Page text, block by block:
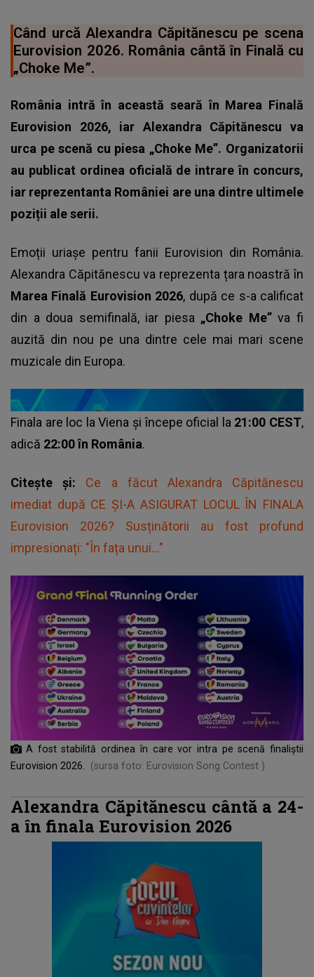
Când urcă Alexandra Căpitănescu pe scena
Eurovision 2026. România cântă în Finală cu
„Choke Me”.
România intră în această seară în Marea Finală
Eurovision 2026, iar Alexandra Căpitănescu va
urca pe scenă cu piesa „Choke Me”. Organizatorii
au publicat ordinea oficială de intrare în concurs,
iar reprezentanta României are una dintre ultimele
poziții ale serii.
Emoții uriașe pentru fanii Eurovision din România.
Alexandra Căpitănescu va reprezenta țara noastră în
Marea Finală Eurovision 2026, după ce s-a calificat
din a doua semifinală, iar piesa „Choke Me”va fi
auzită din nou pe una dintre cele mai mari scene
muzicale din Europa.
Finala are loc la Viena și începe oficial la 21:00 CEST,
adică 22:00 în România.
Citește și: Ce a făcut Alexandra Căpitănescu
imediat după CE ȘI-A ASIGURAT LOCUL ÎN FINALA
Eurovision 2026? Susținătorii au fost profund
impresionați: "În fața unui..."
A fost stabilită ordinea în care vor intra pe scenă finaliștii
Eurovision 2026.
(sursa foto: Eurovision Song Contest )
Alexandra Căpitănescu cântă a 24-
a în finala Eurovision 2026